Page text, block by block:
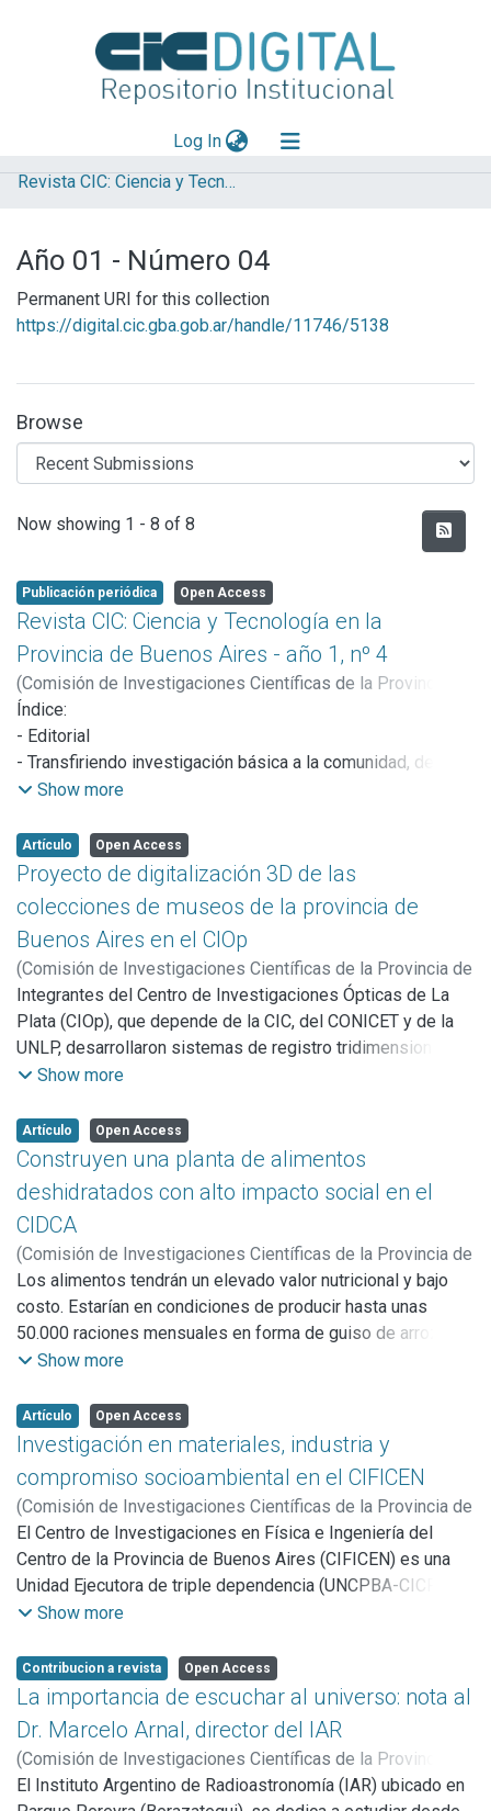
Log In(current)
Explorar
Aportar material
Statistics
Revista CIC: Ciencia y Tecnología en la Provincia de Buenos Aires
Año 01 - Número 04
Permanent URI for this collection
https://digital.cic.gba.gob.ar/handle/11746/5138
Browse
Recent Submissions
Now showing 1 - 8 of 8
Publicación periódica Open Access
Revista CIC: Ciencia y Tecnología en la
Provincia de Buenos Aires - año 1, nº 4
(Comisión de Investigaciones Científicas de la Provincia de
Buenos Aires (CICBA),
Científicas de la Provincia de Buenos Aires
Índice:
- Editorial
- Transfiriendo investigación básica a la comunidad, desde
el IMBICE / Instituto Multidisciplinario de Biología Celular-
- Investigaciones geológicas buscando soluciones a
problemáticas sociales y productivas en el
INREMI/Instituto de Recursos Minerales-CIC-UNLP
- La importancia de escuchar al universo: nota al Dr. Marcelo
Arnal, director del IAR/Instituto Argentino de
Radioastronomía-CIC-CONICET
- Investigación en materiales, industria y compromiso
socioambiental en el CIFICEN/Centro de Investigaciones
en Física e Ingeniería del Centro de la Provincia de Buenos
Aires-CIC-UNCPBA-CONICET
alto impacto social en el CIDCA/Centro de Investigación y
Desarrollo en Tecnologías de Pinturas-CIC-UNLP-CONICET
- Proyecto de digitalización 3D de las colecciones de
museos de la provincia de Buenos Aires en el CIOP/Centro
de Investigaciones Ópticas-CIC-CONICET
Show more
Artículo Open Access
Proyecto de digitalización 3D de las
colecciones de museos de la provincia de
Buenos Aires en el CIOp
(Comisión de Investigaciones Científicas de la Provincia de
Buenos Aires (CICBA), 2016)Merli, Leandro
Integrantes del Centro de Investigaciones Ópticas de La
Plata (CIOp), que depende de la CIC, del CONICET y de la
UNLP, desarrollaron sistemas de registro tridimensionales
(3D), de bajo costo, para ser aplicados a objetos
Show more
Artículo Open Access
Construyen una planta de alimentos
deshidratados con alto impacto social en el
CIDCA
(Comisión de Investigaciones Científicas de la Provincia de
Buenos Aires (CICBA), 2016)Centeno, Analía
Los alimentos tendrán un elevado valor nutricional y bajo
costo. Estarían en condiciones de producir hasta unas
50.000 raciones mensuales en forma de guiso de arroz o
lentejas.
Show more
Artículo Open Access
Investigación en materiales, industria y
compromiso socioambiental en el CIFICEN
(Comisión de Investigaciones Científicas de la Provincia de
Buenos Aires (CICBA),2016) Somoza, Alberto Horacio
El Centro de Investigaciones en Física e Ingeniería del
Centro de la Provincia de Buenos Aires (CIFICEN) es una
Unidad Ejecutora de triple dependencia (UNCPBA-CICPBA-
CONICET) y en su seno alberga investigaciones en física,
ingeniería. Una de las líneas de trabajo está referida a la
mitigación de emisiones contaminantes en la producción de
cemento Portland y está explicada en esta producción
especial para CIC: CIENCIA y TECNOLOGÍA.
Show more
Contribucion a revista Open Access
La importancia de escuchar al universo: nota al
Dr. Marcelo Arnal, director del IAR
(Comisión de Investigaciones Científicas de la Provincia de
Buenos Aires (CICBA),2016)Revista CIC: Ciencia y
El Instituto Argentino de Radioastronomía (IAR) ubicado en